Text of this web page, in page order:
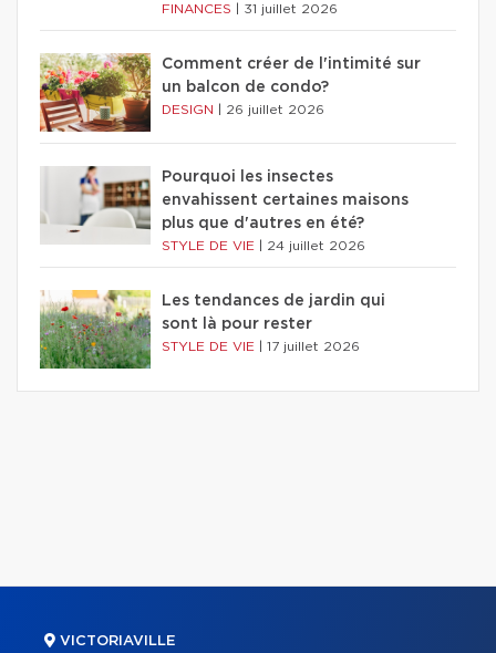
FINANCES 31 juillet 2026
Comment créer de l'intimité sur
un balcon de condo?
DESIGN 26 juillet 2026
Pourquoi les insectes
envahissent certaines maisons
plus que d'autres en été?
STYLE DE VIE 24 juillet 2026
Les tendances de jardin qui
sont là pour rester
STYLE DE VIE 17 juillet 2026
VICTORIAVILLE